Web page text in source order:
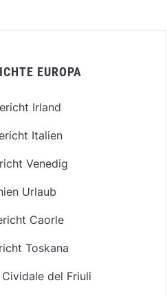
EUROPA
Irland
Italien
Venedig
Urlaub
Caorle
Toskana
del Friuli